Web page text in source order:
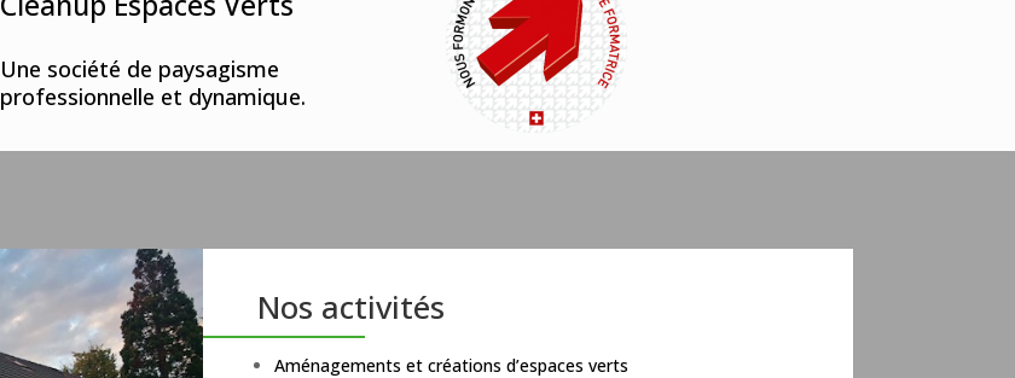
Une société de paysagisme
professionnelle et dynamique.
Nos activités
Aménagements et créations d’espaces verts